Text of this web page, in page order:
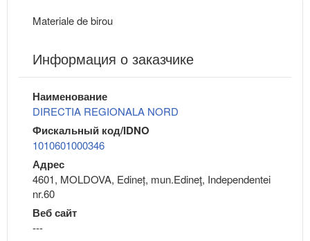
Materiale de birou
Информация о заказчике
Наименование
DIRECTIA REGIONALA NORD
Фискальный код/IDNO
1010601000346
Адрес
4601, MOLDOVA, Edineț, mun.Edineţ, Independentei
nr.60
Веб сайт
---